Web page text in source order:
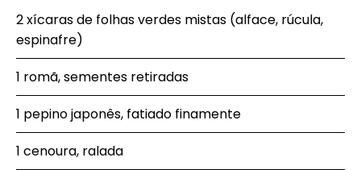
2 xícaras de folhas verdes mistas (alface, rúcula,
espinafre)
1 romã, sementes retiradas
1 pepino japonês, fatiado finamente
1 cenoura, ralada